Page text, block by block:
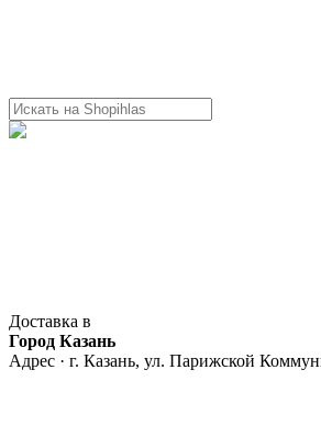
Доставка в
Город Казань
Адрес · г. Казань, ул. Парижской